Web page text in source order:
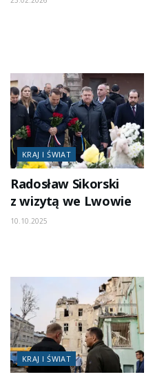
KRAJ I ŚWIAT
Radosław Sikorski
z wizytą we Lwowie
10.10.2025
KRAJ I ŚWIAT